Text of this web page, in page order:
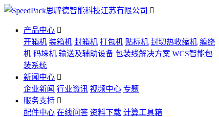

产品中心 
开箱机 装箱机 封箱机 打包机 贴标机 封切热收缩机 缠绕
机 码垛机 输送及辅助设备 包装线解决方案 WCS智能包
装系统
新闻中心 
企业新闻 行业资讯 视频中心 专题
服务支持 
配件中心 在线问答 资料下载 计算工具箱